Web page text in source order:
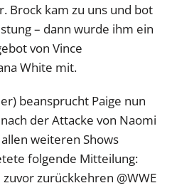
Brock kam zu uns und bot
– dann wurde ihm ein
von Vince
White mit.
beansprucht Paige nun
der Attacke von Naomi
weiteren Shows
folgende Mitteilung:
zurückkehren @WWE